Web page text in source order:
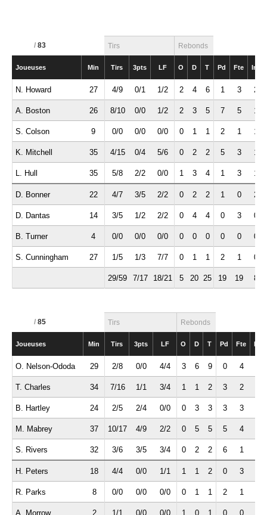
/ 83 Tirs Rebonds
Joueuses Min Tirs 3pts LF O D T Pd Fte Int
N. Howard 27 4/9 0/1 1/2 2 4 6 1 3 2
A. Boston 26 8/10 0/0 1/2 2 3 5 7 5 1
S. Colson 9 0/0 0/0 0/0 0 1 1 2 1 1
K. Mitchell 35 4/15 0/4 5/6 0 2 2 5 3 1
L. Hull 35 5/8 2/2 0/0 1 3 4 1 3 1
D. Bonner 22 4/7 3/5 2/2 0 2 2 1 0 2
D. Dantas 14 3/5 1/2 2/2 0 4 4 0 3 0
B. Turner 4 0/0 0/0 0/0 0 0 0 0 0 0
S. Cunningham 27 1/5 1/3 7/7 0 1 1 2 1 0
29/59 7/17 18/21 5 20 25 19 19 8
/ 85 Tirs Rebonds
Joueuses Min Tirs 3pts LF O D T Pd Fte
O. Nelson-Ododa 29 2/8 0/0 4/4 3 6 9 0 4
T. Charles 34 7/16 1/1 3/4 1 1 2 3 2
B. Hartley 24 2/5 2/4 0/0 0 3 3 3 3
M. Mabrey 37 10/17 4/9 2/2 0 5 5 5 4
S. Rivers 32 3/6 3/5 3/4 0 2 2 6 1
H. Peters 18 4/4 0/0 1/1 1 1 2 0 3
R. Parks 8 0/0 0/0 0/0 0 1 1 2 1
A. Morrow 2 1/1 0/0 0/0 1 0 1 0 0